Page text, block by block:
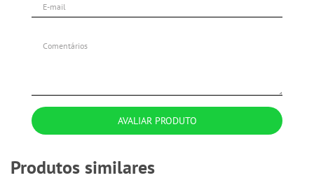
AVALIAR PRODUTO
Produtos similares